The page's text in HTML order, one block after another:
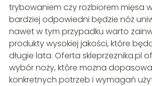
trybowaniem czy rozbiorem mięsa
bardziej odpowiedni będzie nóż
nawet w tym przypadku warto
produkty wysokiej jakości, które będą
długie lata. Oferta skleprzeznika.pl
wybór noży, które można
konkretnych potrzeb i wymagań